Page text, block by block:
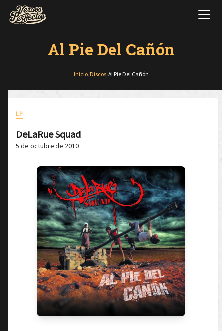
Al Pie Del Cañón
Inicio/ Discos/ Al Pie Del Cañón
LP
DeLaRue Squad
5 de octubre de 2010